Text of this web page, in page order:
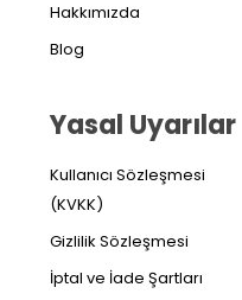
Hakkımızda
Blog
Yasal Uyarılar
Kullanıcı Sözleşmesi
(KVKK)
Gizlilik Sözleşmesi
İptal ve İade Şartları